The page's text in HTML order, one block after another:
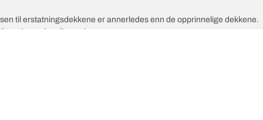
til erstatningsdekkene er annerledes enn de opprinnelige dekkene.
alternative dimensjonen